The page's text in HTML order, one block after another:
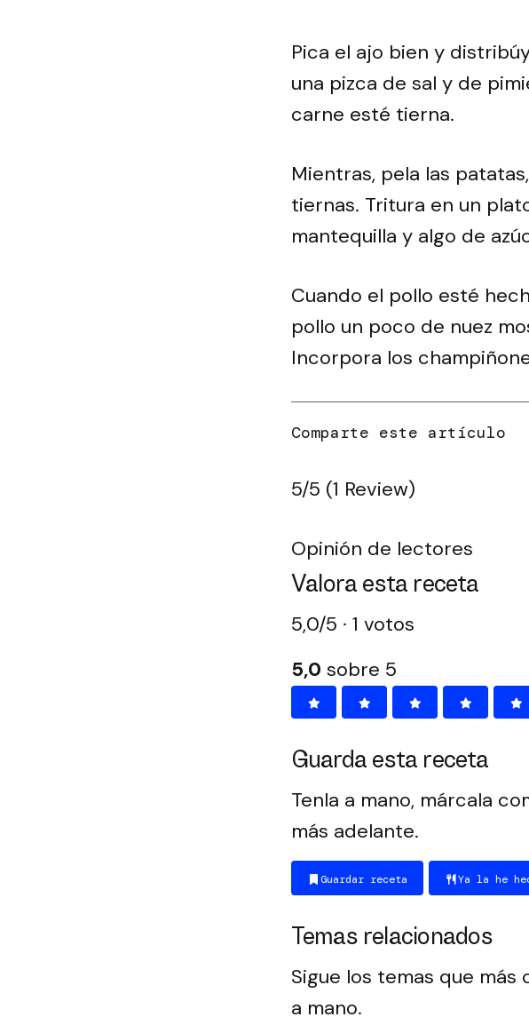
Pica el ajo bien y
una pizca de sal y de
carne esté tierna.
Mientras, pela las
tiernas. Tritura en un
mantequilla y algo de
Cuando el pollo esté
pollo un poco de nuez
Incorpora los
5/5 (1 Review)
Opinión de lectores
Valora esta receta
5,0/5 · 1 votos
5,0 sobre 5
Guarda esta receta
Tenla a mano, márcala
más adelante.
Guardar receta Ya la he
Temas relacionados
Sigue los temas que
a mano.